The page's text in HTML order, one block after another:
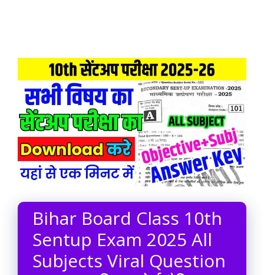
Bihar Board Class 10th
Sentup Exam 2025 All
Subjects Viral Question